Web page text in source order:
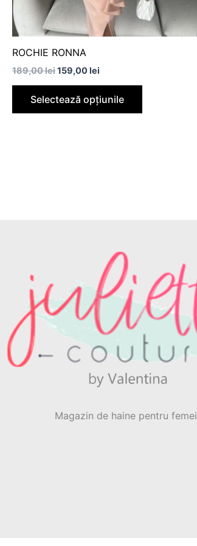
ROCHIE RONNA
189,00lei159,00lei
Selectează opțiunile
în
pagina
Magazin de haine pentru femei